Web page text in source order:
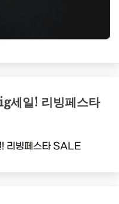
세일! 리빙페스타